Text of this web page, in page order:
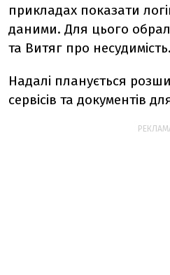
прикладах показати
даними. Для цього
та Витяг про несудимість.
Надалі планується
сервісів та документів